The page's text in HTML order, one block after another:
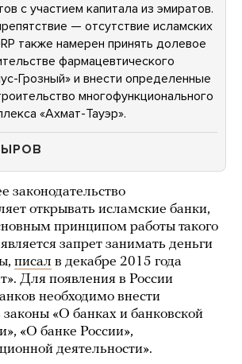
с участием капитала из эмиратов.
— отсутствие исламских
также намерен принять долевое
фармацевтического
Грозный» и внести определенные
многофункционального
«Ахмат-Тауэр».
законодательство
открывать исламские банки,
принципом работы такого
запрет занимать деньги
писал в декабре 2015 года
Для появления в России
необходимо внести
«О банках и банковской
«О банке России»,
деятельности».